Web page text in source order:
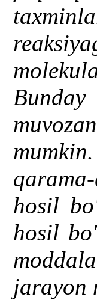
hosil
hosil
jarayon